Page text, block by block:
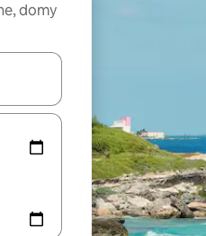
domy
się po nich za pomocą